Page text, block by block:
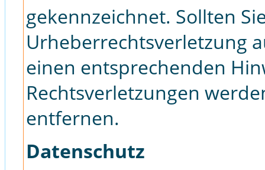
gekennzeichnet. Sollten
Urheberrechtsverletzung
einen entsprechenden
Rechtsverletzungen
entfernen.
Datenschutz